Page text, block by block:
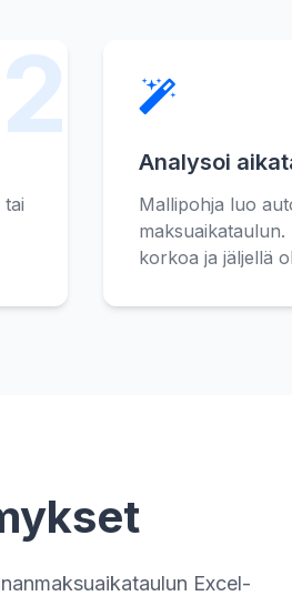
Analysoi
Mallipohja luo
korkoa ja jäljellä
Excel-